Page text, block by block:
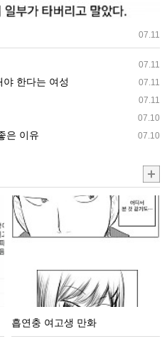
07.11
07.11
07.11
한다는 여성
07.11
07.10
07.10
은 이유
흡
연
충
화
흡연충 여고생 만화